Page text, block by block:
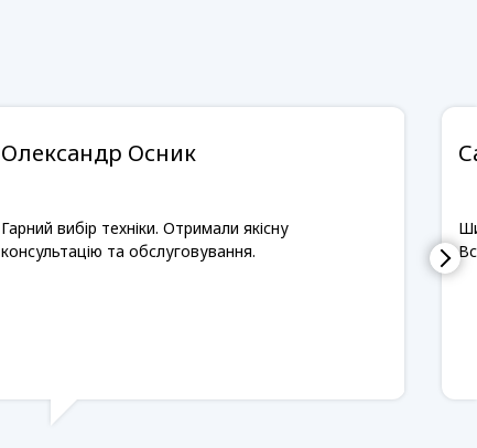
Олександр Осник
Гарний вибір техніки. Отримали якісну
консультацію та обслуговування.